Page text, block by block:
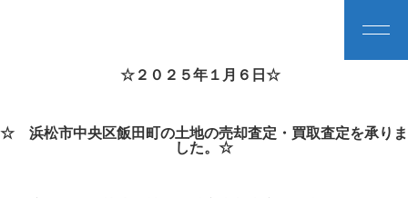
☆２０２５年１月６日☆
☆ 浜松市中央区飯田町の土地の売却査定・買取査定を承りま
した。☆